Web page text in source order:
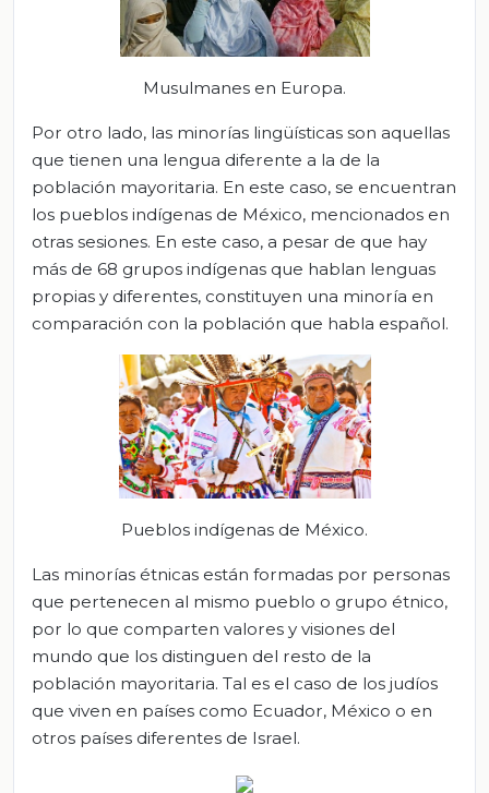
Musulmanes en Europa.
Por otro lado, las minorías lingüísticas son aquellas
que tienen una lengua diferente a la de la
población mayoritaria. En este caso, se encuentran
los pueblos indígenas de México, mencionados en
otras sesiones. En este caso, a pesar de que hay
más de 68 grupos indígenas que hablan lenguas
propias y diferentes, constituyen una minoría en
comparación con la población que habla español.
Pueblos indígenas de México.
Las minorías étnicas están formadas por personas
que pertenecen al mismo pueblo o grupo étnico,
por lo que comparten valores y visiones del
mundo que los distinguen del resto de la
población mayoritaria. Tal es el caso de los judíos
que viven en países como Ecuador, México o en
otros países diferentes de Israel.